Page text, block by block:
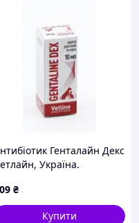
Генталайн Декс
Україна.
₴
Купити